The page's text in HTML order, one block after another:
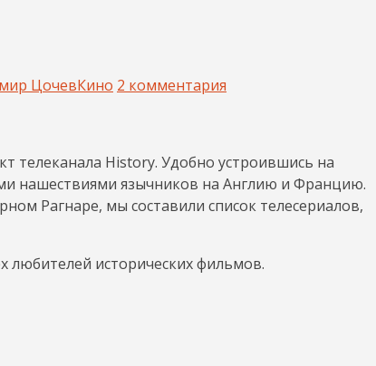
ЦочевКино 2 комментария
телеканала History. Удобно устроившись на
нашествиями язычников на Англию и Францию.
Рагнаре, мы составили список телесериалов,
любителей исторических фильмов.